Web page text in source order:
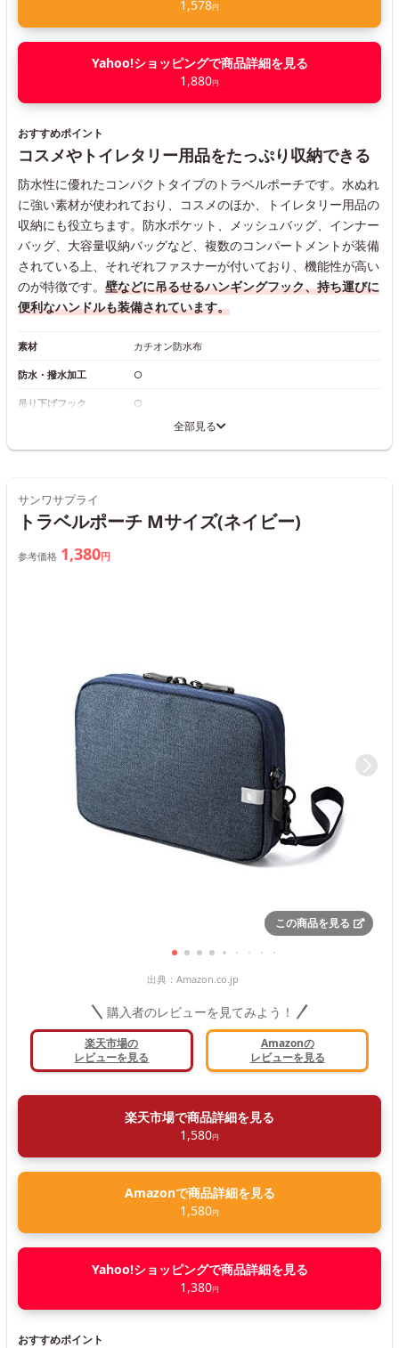
1,578円
Yahoo!ショッピングで商品詳細を見る
1,880円
おすすめポイント
コスメやトイレタリー用品をたっぷり収納できる
防水性に優れたコンパクトタイプのトラベルポーチです。水ぬれ
に強い素材が使われており、コスメのほか、トイレタリー用品の
収納にも役立ちます。防水ポケット、メッシュバッグ、インナー
バッグ、大容量収納バッグなど、複数のコンパートメントが装備
されている上、それぞれファスナーが付いており、機能性が高い
のが特徴です。 壁などに吊るせるハンギングフック、持ち運びに
便利なハンドルも装備されています。
素材 カチオン防水布
防水・撥水加工 ○
吊り下げフック ○
全部見る
サンワサプライ
トラベルポーチ Mサイズ(ネイビー)
参考価格 1,380円
この商品を見る
出典： Amazon.co.jp
購入者のレビューを見てみよう！
楽天市場の
レビューを見る
Amazonの
レビューを見る
楽天市場で商品詳細を見る
1,580円
Amazonで商品詳細を見る
1,580円
Yahoo!ショッピングで商品詳細を見る
1,380円
おすすめポイント